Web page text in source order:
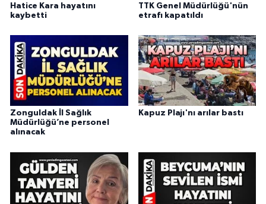
Hatice Kara hayatını
kaybetti
TTK Genel Müdürlüğü'nün
etrafı kapatıldı
Zonguldak İl Sağlık
Müdürlüğü’ne personel
alınacak
Kapuz Plajı'nı arılar bastı